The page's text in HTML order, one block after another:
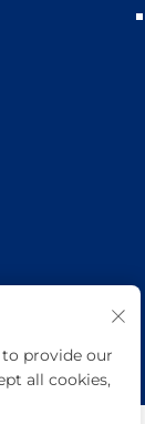
provide our
all cookies,